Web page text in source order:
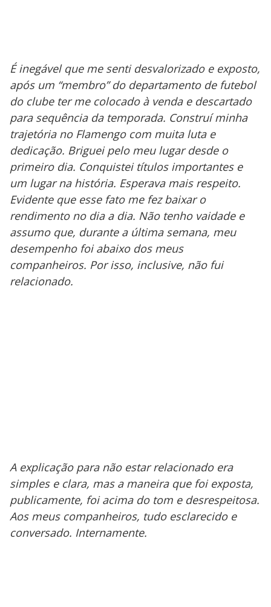
É inegável que me senti desvalorizado e exposto,
após um “membro” do departamento de futebol
do clube ter me colocado à venda e descartado
para sequência da temporada. Construí minha
trajetória no Flamengo com muita luta e
dedicação. Briguei pelo meu lugar desde o
primeiro dia. Conquistei títulos importantes e
um lugar na história. Esperava mais respeito.
Evidente que esse fato me fez baixar o
rendimento no dia a dia. Não tenho vaidade e
assumo que, durante a última semana, meu
desempenho foi abaixo dos meus
companheiros. Por isso, inclusive, não fui
relacionado.
A explicação para não estar relacionado era
simples e clara, mas a maneira que foi exposta,
publicamente, foi acima do tom e desrespeitosa.
Aos meus companheiros, tudo esclarecido e
conversado. Internamente.